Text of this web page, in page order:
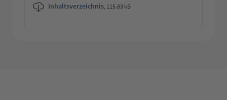
Inhaltsverzeichnis, 115.83 kB